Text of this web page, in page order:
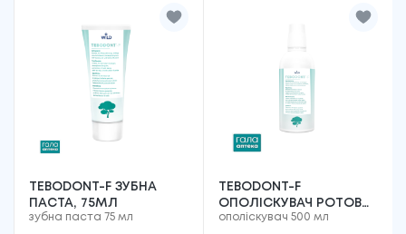
TEBODONT-F ЗУБНА
ПАСТА, 75МЛ
зубна паста 75 мл
TEBODONT-F
ОПОЛІСКУВАЧ РОТОВОЇ
ПОРОЖНИНИ, 500МЛ
ополіскувач 500 мл